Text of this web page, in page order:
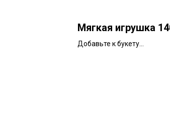
Мягкая игрушка
Добавьте к букету